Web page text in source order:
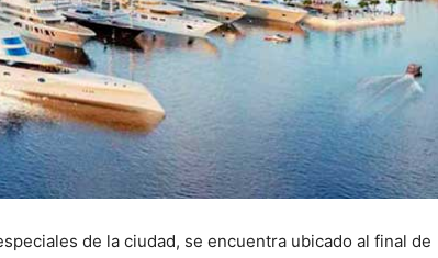
de la ciudad, se encuentra ubicado al final de